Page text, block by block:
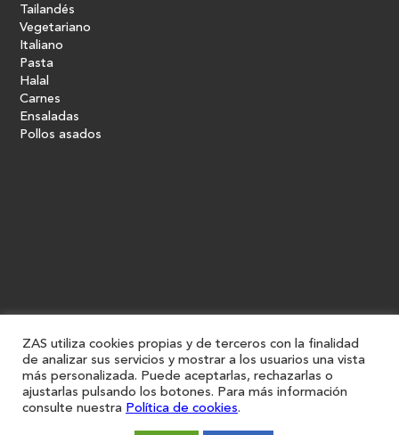
Tailandés
Vegetariano
Italiano
Pasta
Halal
Carnes
Ensaladas
Pollos asados
ZAS utiliza cookies propias y de terceros con la finalidad
de analizar sus servicios y mostrar a los usuarios una vista
más personalizada. Puede aceptarlas, rechazarlas o
ajustarlas pulsando los botones. Para más información
consulte nuestra Política de cookies.